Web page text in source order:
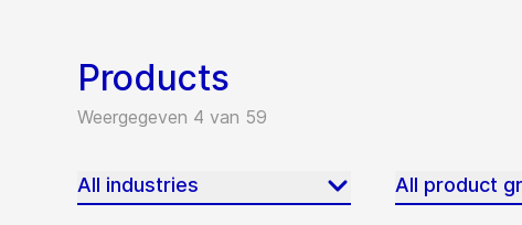
Products
Weergegeven 4 van 59
All industries All product